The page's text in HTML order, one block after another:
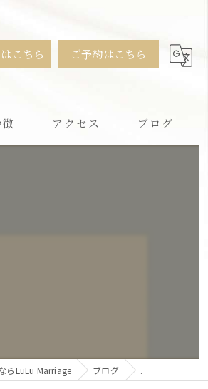
こちら ご予約はこちら
アクセス ブログ
らLuLu Marriage ブログ .